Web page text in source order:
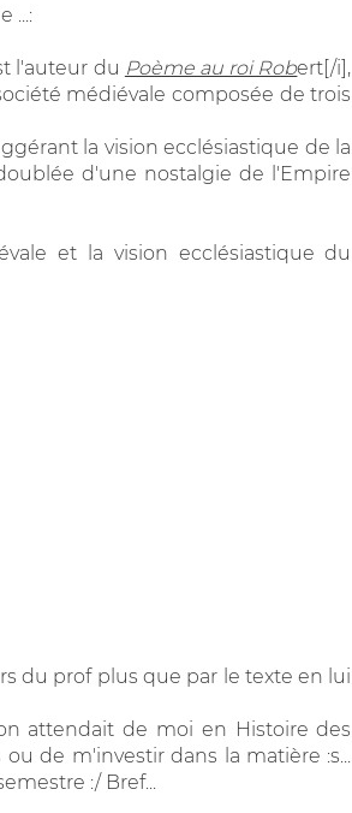
...:
l'auteur du Poème au roi Robert[/i],
médiévale composée de trois
la vision ecclésiastique de la
d'une nostalgie de l'Empire
et la vision ecclésiastique du
du prof plus que par le texte en lui
attendait de moi en Histoire des
de m'investir dans la matière :s...
:/ Bref...